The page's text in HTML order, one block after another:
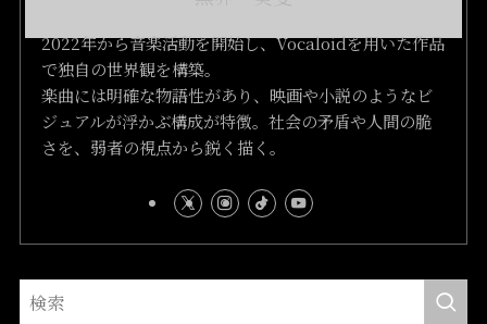
2022年から音楽活動を開始し、Vocaloidを用いた作品
で独自の世界観を構築。
楽曲には明確な物語性があり、映画や小説のようなビ
ジュアルが浮かぶ構成が特徴。社会の矛盾や人間の脆
さを、弱者の視点から鋭く描く。